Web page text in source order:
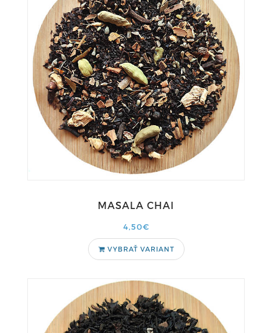
MASALA CHAI
4,50€
VYBRAŤ VARIANT